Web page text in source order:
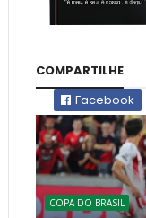
COMPARTILHE
Facebook
COPA DO BRASIL